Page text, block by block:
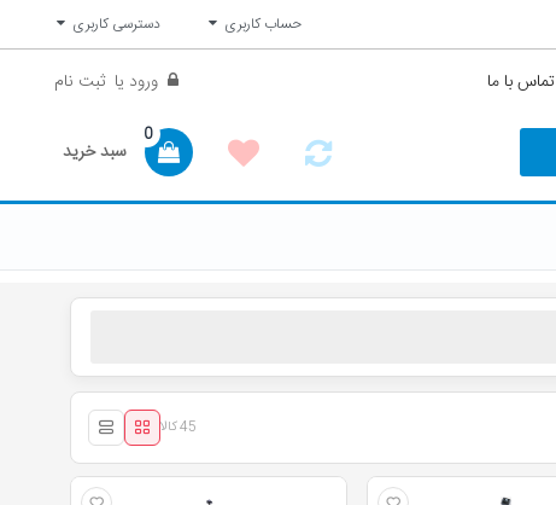
حساب کاربری دسترسی کاربری
تماس با ما ورود یا ثبت نام
سبد خرید
0
45 کالا